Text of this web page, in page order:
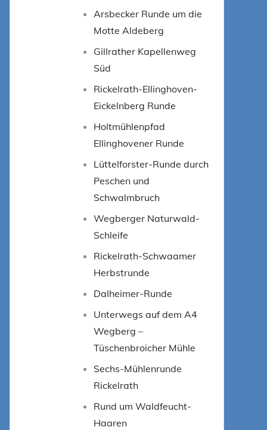
Arsbecker Runde um die
Motte Aldeberg
Gillrather Kapellenweg
Süd
Rickelrath-Ellinghoven-
Eickelnberg Runde
Holtmühlenpfad
Ellinghovener Runde
Lüttelforster-Runde durch
Peschen und
Schwalmbruch
Wegberger Naturwald-
Schleife
Rickelrath-Schwaamer
Herbstrunde
Dalheimer-Runde
Unterwegs auf dem A4
Wegberg –
Tüschenbroicher Mühle
Sechs-Mühlenrunde
Rickelrath
Rund um Waldfeucht-
Haaren